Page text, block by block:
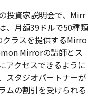
投資家説明会で、Mirr
、月額39ドルで50種類
クラスを提供するMirro
Mirrorの講師とス
アクセスできるように
スタジオパートナーが
ムの割引を受けられる